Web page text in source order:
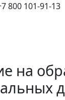
800 101-91-13
на